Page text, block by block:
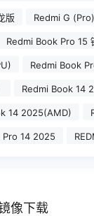
版 Redmi G
Redmi Book Pro 15
Redmi Book
Redmi Book 14
14 2025(AMD)
Pro 14 2025
像下载